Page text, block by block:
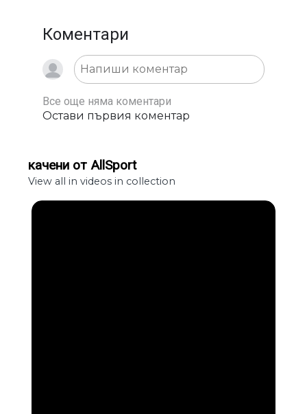
Коментари
Все още няма коментари
Остави първия коментар
качени от AllSport
View all in videos in collection